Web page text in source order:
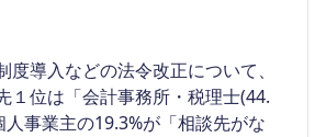
度導入などの法令改正について、
１位は「会計事務所・税理士(44.
人事業主の19.3%が「相談先がな